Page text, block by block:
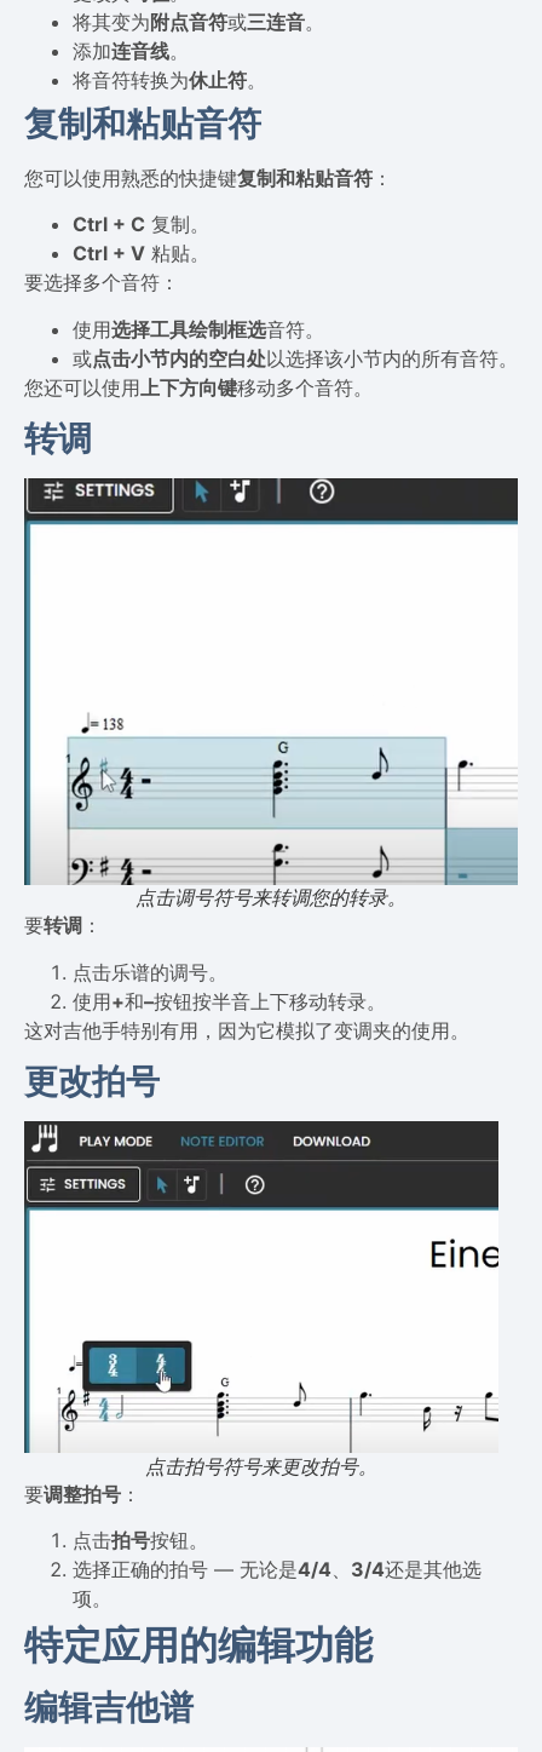
将其变为附点音符或三连音。
添加连音线。
将音符转换为休止符。
复制和粘贴音符
您可以使用熟悉的快捷键复制和粘贴音符 ：
Ctrl + C 复制。
Ctrl + V 粘贴。
要选择多个音符：
使用选择工具绘制框选音符。
或点击小节内的空白处以选择该小节内的所有音符。
您还可以使用 上下方向键移动多个音符。
转调
点击调号符号来转调您的转录。
要转调 ：
点击乐谱的调号。
使用+和–按钮按半音上下移动转录。
这对吉他手特别有用，因为它模拟了变调夹的使用。
更改拍号
点击拍号符号来更改拍号。
要调整拍号 ：
点击拍号按钮。
选择正确的拍号 — 无论是4/4、 3/4还是其他选
项。
特定应用的编辑功能
编辑吉他谱